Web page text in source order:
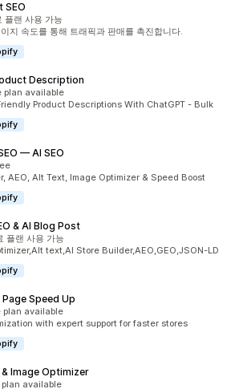
SEO
플랜 사용 가능
지 속도를 통해 트래픽과 판매를 촉진합니다.
Description
plan available
Product Descriptions With ChatGPT - Bulk
— AI SEO
AEO, Alt Text, Image Optimizer & Speed Boost
& AI Blog Post
플랜 사용 가능
text,AI Store Builder,AEO,GEO,JSON-LD
Speed Up
plan available
with expert support for faster stores
& Image Optimizer
plan available